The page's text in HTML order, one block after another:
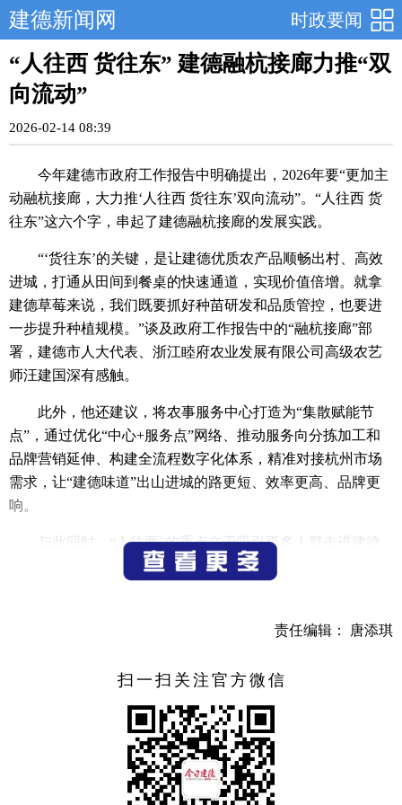
时政要闻
建德新闻网
“人往西 货往东” 建德融杭接廊力推“双
向流动”
2026-02-14 08:39
今年建德市政府工作报告中明确提出，2026年要“更加主
动融杭接廊，大力推‘人往西 货往东’双向流动”。“人往西 货
往东”这六个字，串起了建德融杭接廊的发展实践。
“‘货往东’的关键，是让建德优质农产品顺畅出村、高效
进城，打通从田间到餐桌的快速通道，实现价值倍增。就拿
建德草莓来说，我们既要抓好种苗研发和品质管控，也要进
一步提升种植规模。”谈及政府工作报告中的“融杭接廊”部
署，建德市人大代表、浙江睦府农业发展有限公司高级农艺
师汪建国深有感触。
此外，他还建议，将农事服务中心打造为“集散赋能节
点”，通过优化“中心+服务点”网络、推动服务向分拣加工和
品牌营销延伸、构建全流程数字化体系，精准对接杭州市场
需求，让“建德味道”出山进城的路更短、效率更高、品牌更
响。
与此同时，“人往西”的重点在于吸引更多人群走进建德
山水。“我们的古道资源丰富，是承接‘人往西’流量的天然载
划、完善设施、活化文化，将其打造为吸引客流、促进消费
业态融合，并嵌入“轻极限运动之城”品牌体系。“最终目的是
将城市客源引入乡村，让游客流量转化为沿线乡村的消费增
量和发展能量。” 汪建国说，这与政府工作报告中“‘景
区’向‘乡村’引流”的倡议不谋而合。
近期，建德“货往东”的实践接连落地：在杭州武林广场
责任编辑： 唐添琪
扫一扫关注官方微信